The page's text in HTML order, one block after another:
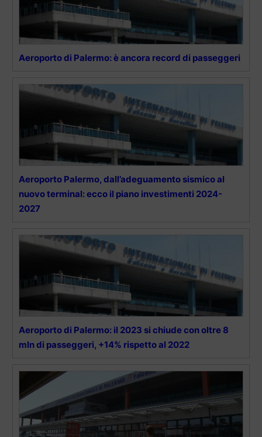
Aeroporto di Palermo: è ancora record di passeggeri
Aeroporto Palermo, dall’adeguamento sismico al
nuovo terminal: ecco il piano investimenti 2024-
2027
Aeroporto di Palermo: il 2023 si chiude con oltre 8
mln di passeggeri, +14% rispetto al 2022